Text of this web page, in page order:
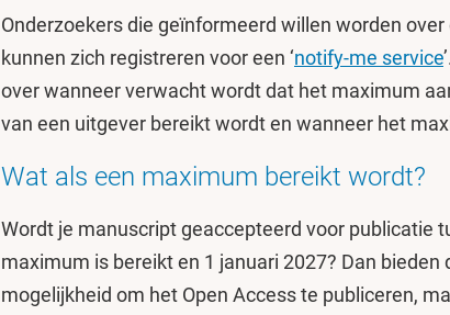
Onderzoekers die geïnformeerd willen worden
kunnen zich registreren voor een ‘notify-me service
over wanneer verwacht wordt dat het maximum
van een uitgever bereikt wordt en wanneer het
Wat als een maximum bereikt wordt?
Wordt je manuscript geaccepteerd voor publicatie
maximum is bereikt en 1 januari 2027? Dan bieden
mogelijkheid om het Open Access te publiceren,